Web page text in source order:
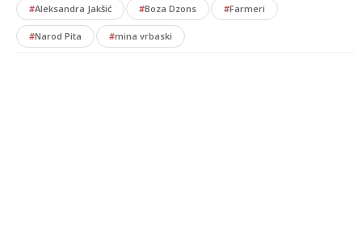
#Aleksandra Jakšić #Boza Dzons #Farmeri
#Narod Pita #mina vrbaski